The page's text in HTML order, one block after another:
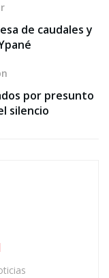
de caudales y
por presunto
silencio